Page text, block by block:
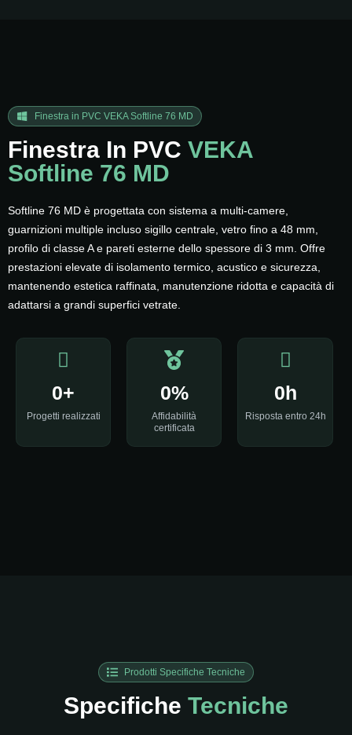
Finestra in PVC VEKA Softline 76 MD
Finestra In PVC VEKA
Softline 76 MD
Softline 76 MD è progettata con sistema a multi-camere,
guarnizioni multiple incluso sigillo centrale, vetro fino a 48 mm,
profilo di classe A e pareti esterne dello spessore di 3 mm. Offre
prestazioni elevate di isolamento termico, acustico e sicurezza,
mantenendo estetica raffinata, manutenzione ridotta e capacità di
adattarsi a grandi superfici vetrate.
0+
Progetti realizzati
0%
Affidabilità
certificata
0h
Risposta entro 24h
Prodotti Specifiche Tecniche
Specifiche Tecniche